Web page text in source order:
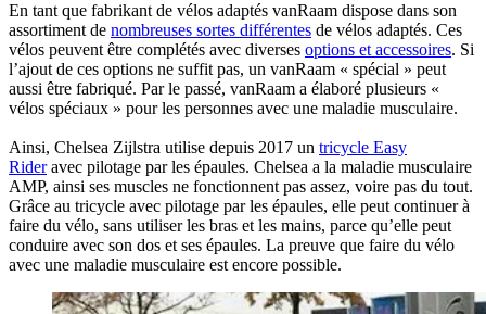
En tant que fabrikant de vélos adaptés vanRaam dispose dans son
assortiment de nombreuses sortes différentes de vélos adaptés. Ces
vélos peuvent être complétés avec diverses options et accessoires. Si
l’ajout de ces options ne suffit pas, un vanRaam « spécial » peut
aussi être fabriqué. Par le passé, vanRaam a élaboré plusieurs «
vélos spéciaux » pour les personnes avec une maladie musculaire.
Ainsi, Chelsea Zijlstra utilise depuis 2017 un tricycle Easy
Rideravec pilotage par les épaules. Chelsea a la maladie musculaire
AMP, ainsi ses muscles ne fonctionnent pas assez, voire pas du tout.
Grâce au tricycle avec pilotage par les épaules, elle peut continuer à
faire du vélo, sans utiliser les bras et les mains, parce qu’elle peut
conduire avec son dos et ses épaules. La preuve que faire du vélo
avec une maladie musculaire est encore possible.